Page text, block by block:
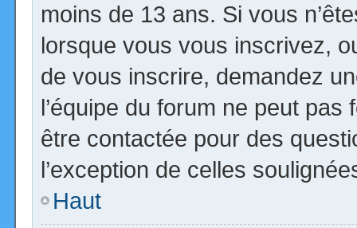
moins de 13 ans. Si vous
lorsque vous vous inscrivez,
de vous inscrire, demandez
l’équipe du forum ne peut
être contactée pour des
l’exception de celles
Haut